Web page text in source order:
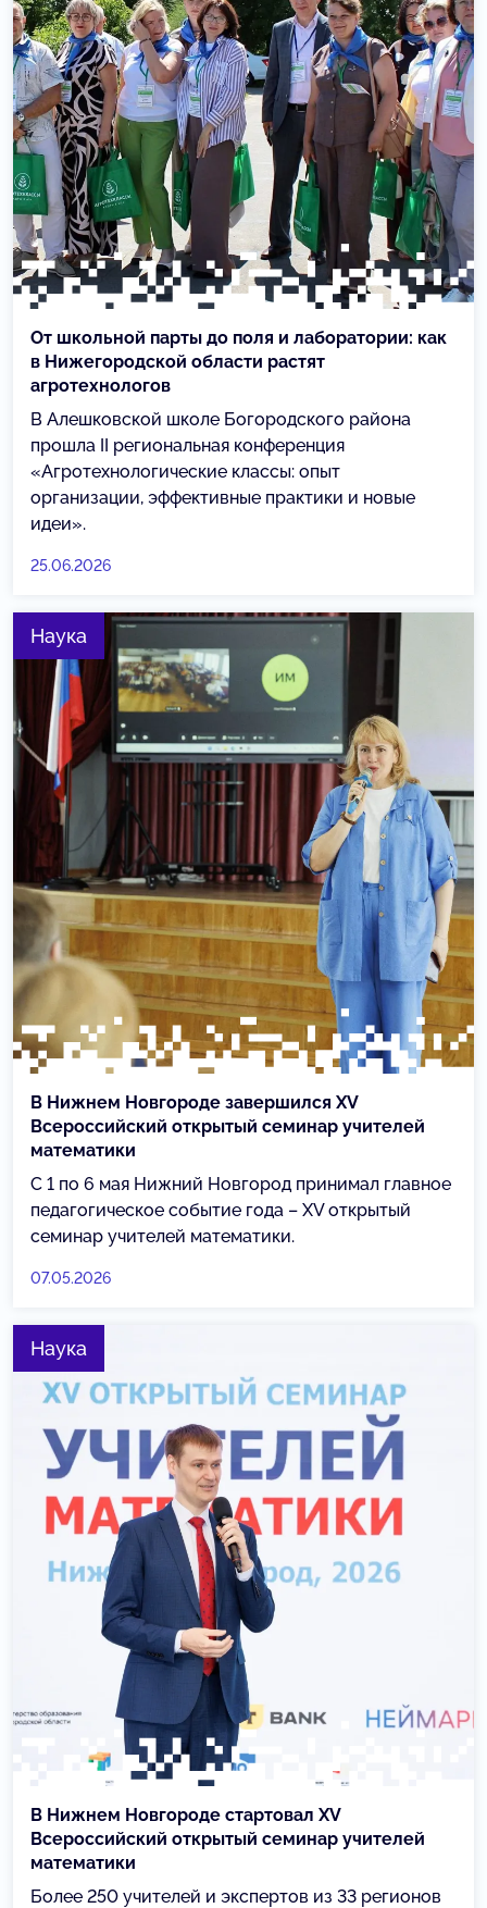
От школьной парты до поля и лаборатории: как
в Нижегородской области растят
агротехнологов
В Алешковской школе Богородского района
прошла II региональная конференция
«Агротехнологические классы: опыт
организации, эффективные практики и новые
идеи».
25.06.2026
Наука
В Нижнем Новгороде завершился XV
Всероссийский открытый семинар учителей
математики
С 1 по 6 мая Нижний Новгород принимал главное
педагогическое событие года – XV открытый
семинар учителей математики.
07.05.2026
Наука
В Нижнем Новгороде стартовал XV
Всероссийский открытый семинар учителей
математики
Более 250 учителей и экспертов из 33 регионов